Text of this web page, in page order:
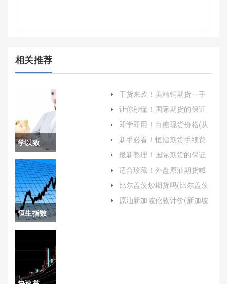
相关推荐
学以致
用！什么
是期货操
盘(什么是
期货操盘
恒生指数
与a股关联
度(恒生指
数与a股的
干货来袭！美精铜期货一手
多少钱(深入解析美精铜期货
交易成本与影响因素)
让你秒懂！国际期货的保证
金：定义、作用与管理
即学即用！白糖现货价格(从
多个角度详细解析当前白糖
现货价格的现状)
新手必看！恒指期货手续费
(期货手续费最低)
最新整理！国际期货的保证
金(国际期货市场保证金制度
的特点)
适合珍藏！外盘原油期货喊
单：投资者的指南与策略
比尔盖茨炒期货吗(比尔盖茨
投资收益)
原油新加坡伦敦计价(新加坡